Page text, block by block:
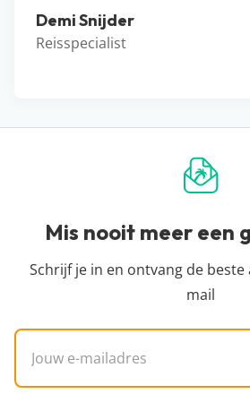
Demi Snijder
Reisspecialist
Mis nooit meer een
Schrijf je in en ontvang de
mail